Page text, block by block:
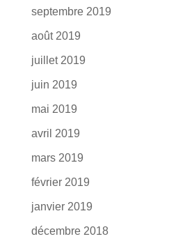
septembre 2019
août 2019
juillet 2019
juin 2019
mai 2019
avril 2019
mars 2019
février 2019
janvier 2019
décembre 2018